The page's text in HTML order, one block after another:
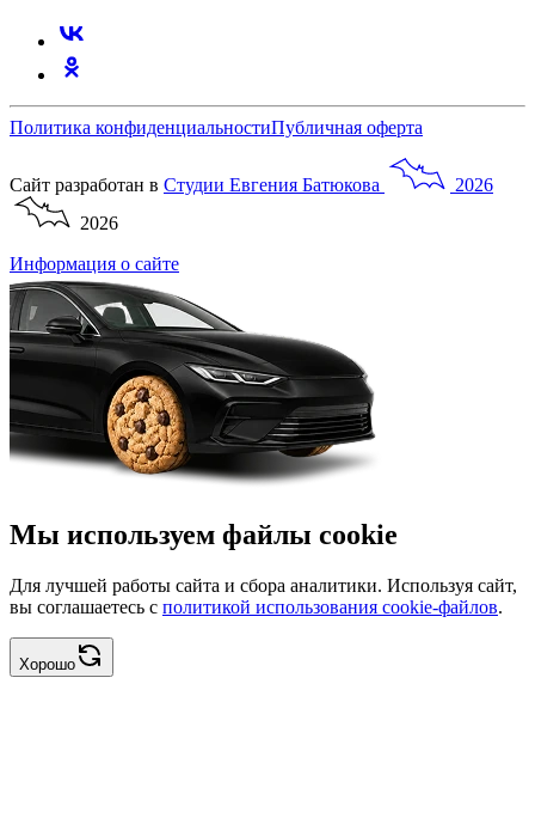
Политика конфиденциальностиПубличная оферта
Сайт разработан в Студии Евгения Батюкова
2026
2026
Информация о сайте
Мы используем файлы cookie
Для лучшей работы сайта и сбора аналитики. Используя сайт,
вы соглашаетесь с политикой использования cookie-файлов.
Хорошо